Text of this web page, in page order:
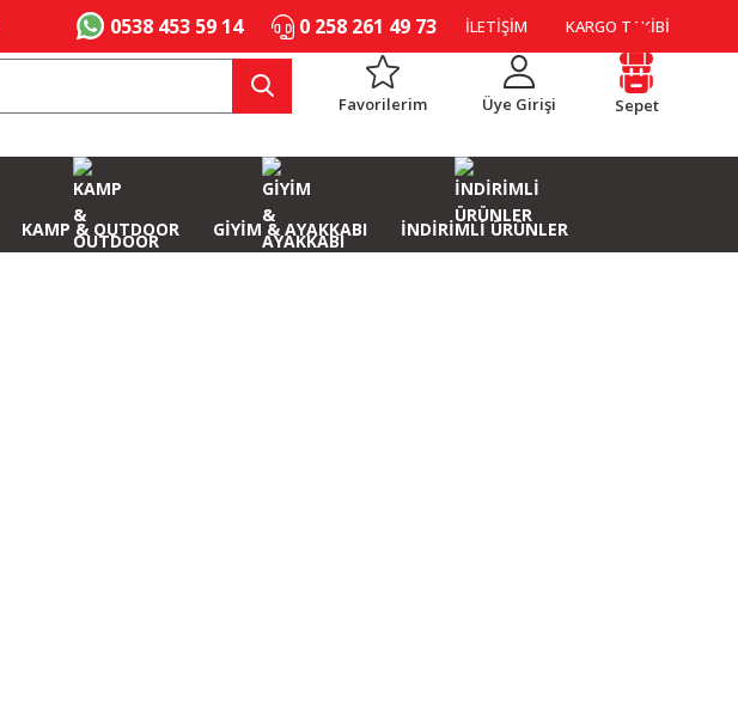
0538 453 59 14 0 258 261 49 73 İLETİŞİM KARGO TAKİBİ
Favorilerim Üye Girişi Sepet
KAMP & OUTDOOR GİYİM & AYAKKABI İNDİRİMLİ ÜRÜNLER